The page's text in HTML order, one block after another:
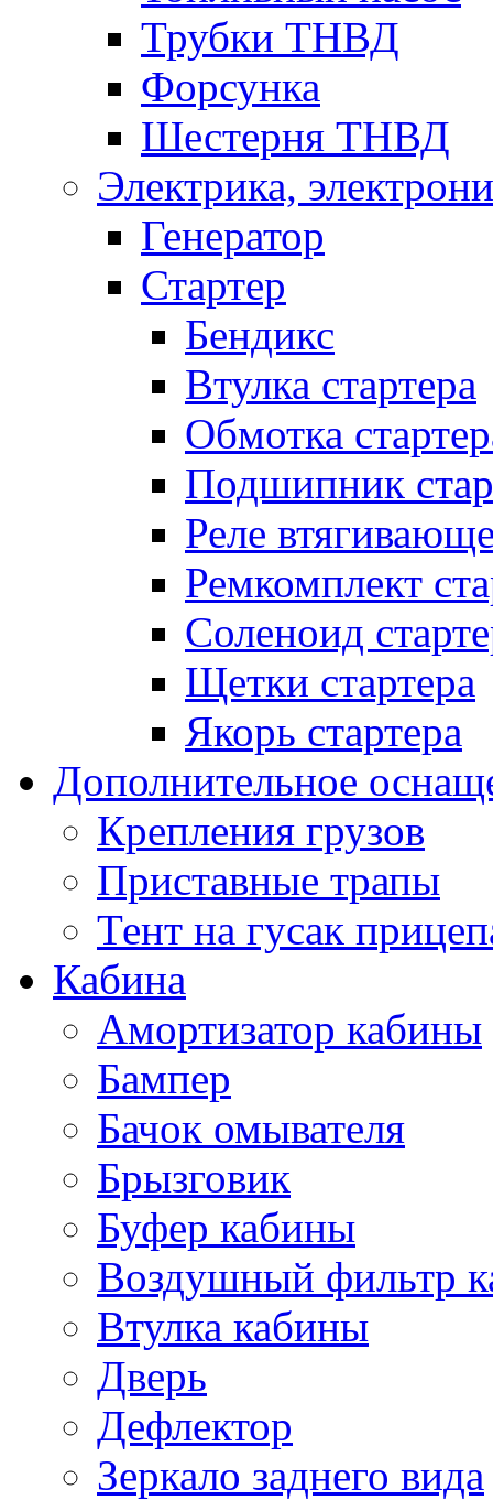
Трубки ТНВД
Форсунка
Шестерня ТНВД
Электрика,
Генератор
Стартер
Бендикс
Втулка стартера
Обмотка
Подшипник
Реле
Ремкомплект
Соленоид
Щетки стартера
Якорь стартера
Дополнительное
Крепления грузов
Приставные трапы
Тент на гусак
Кабина
Амортизатор кабины
Бампер
Бачок омывателя
Брызговик
Буфер кабины
Воздушный фильтр
Втулка кабины
Дверь
Дефлектор
Зеркало заднего вида